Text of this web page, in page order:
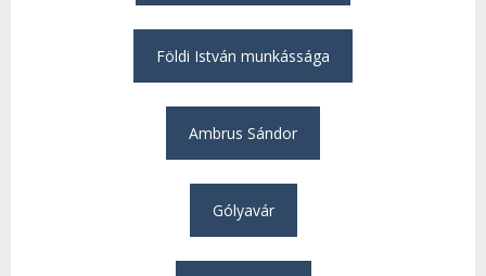
Földi István munkássága
Ambrus Sándor
Gólyavár